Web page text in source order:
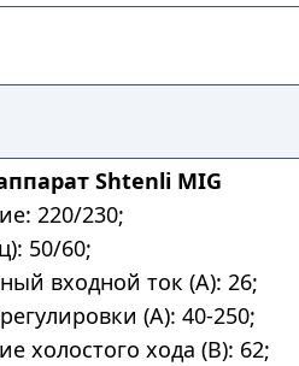
Shtenli MIG
220/230;
50/60;
входной ток (А): 26;
(А): 40-250;
холостого хода (В): 62;